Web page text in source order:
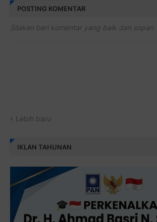
POSTING KOMENTAR
Silakan beri komentar yang baik dan sopan
Lebih baru
IKLAN TAHUNAN